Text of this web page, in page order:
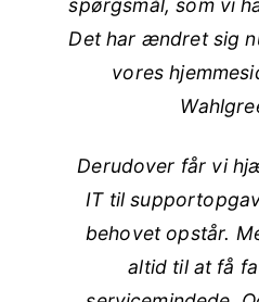
spørgsmål, som vi
Det har ændret sig
vores
Derudover får vi
IT til
behovet opstår.
altid til at få